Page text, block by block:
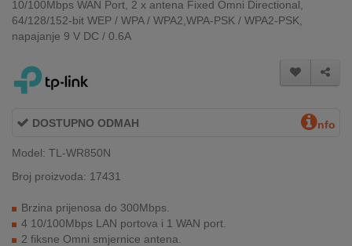
INTERNO
MOJ
NALOG
AKCIJE
U
PONUDI
10/100Mbps WAN Port, 2 x antena Fixed Omni Directional,
64/128/152-bit WEP / WPA / WPA2,WPA-PSK / WPA2-PSK,
napajanje 9 V DC / 0.6A
DOSTUPNO ODMAH nfo
Model: TL-WR850N
Broj proizvoda: 17431
Brzina prijenosa do 300Mbps.
4 10/100Mbps LAN portova i 1 WAN port.
2 fiksne Omni smjernice antena.